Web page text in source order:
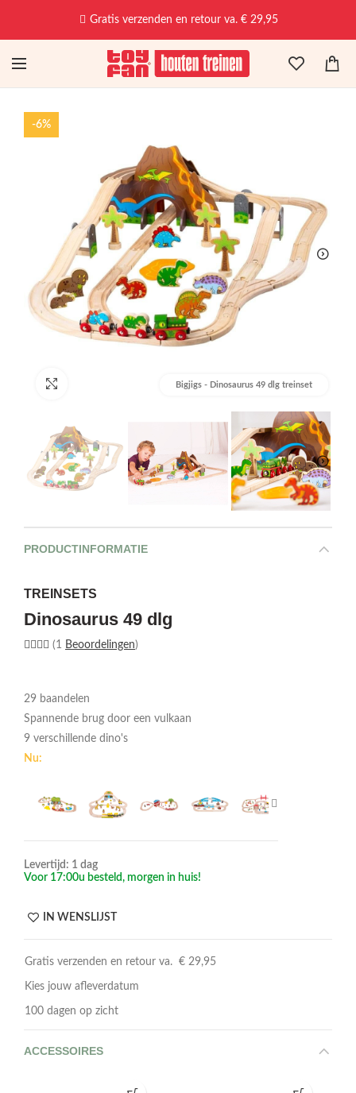
Gratis verzenden en retour va. € 29,95
-6%
Bigjigs - Dinosaurus 49 dlg treinset
PRODUCTINFORMATIE
TREINSETS
Dinosaurus 49 dlg
(1 Beoordelingen)
29 baandelen
Spannende brug door een vulkaan
9 verschillende dino's
Nu:
Levertijd: 1 dag
Voor 17:00u besteld, morgen in huis!
IN WENSLIJST
Gratis verzenden en retour va. € 29,95
Kies jouw afleverdatum
100 dagen op zicht
ACCESSOIRES